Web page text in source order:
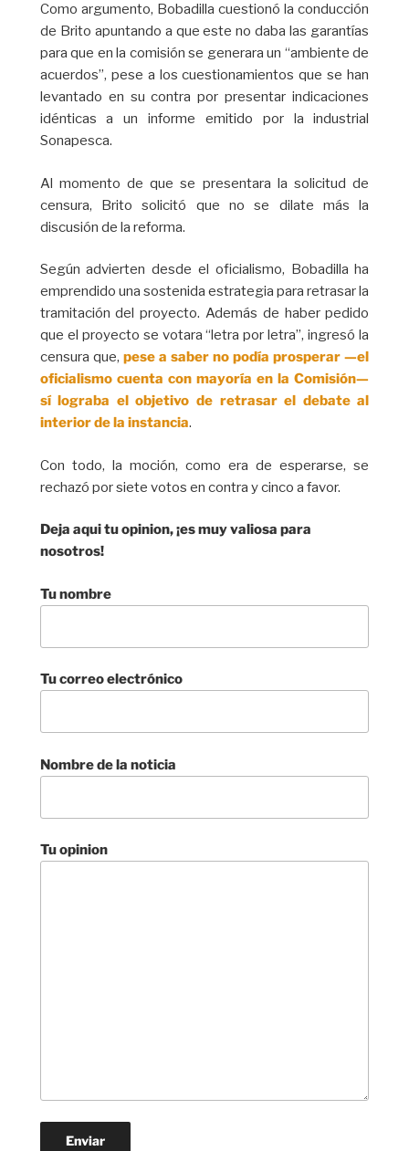
Como argumento, Bobadilla cuestionó la conducción
de Brito apuntando a que este no daba las garantías
para que en la comisión se generara un “ambiente de
acuerdos”, pese a los cuestionamientos que se han
levantado en su contra por presentar indicaciones
idénticas a un informe emitido por la industrial
Sonapesca.
Al momento de que se presentara la solicitud de
censura, Brito solicitó que no se dilate más la
discusión de la reforma.
Según advierten desde el oficialismo, Bobadilla ha
emprendido una sostenida estrategia para retrasar la
tramitación del proyecto. Además de haber pedido
que el proyecto se votara “letra por letra”, ingresó la
censura que, pese a saber no podía prosperar —el
oficialismo cuenta con mayoría en la Comisión—
sí lograba el objetivo de retrasar el debate al
interior de la instancia.
Con todo, la moción, como era de esperarse, se
rechazó por siete votos en contra y cinco a favor.
Deja aqui tu opinion, ¡es muy valiosa para
nosotros!
Tu nombre
Tu correo electrónico
Nombre de la noticia
Tu opinion